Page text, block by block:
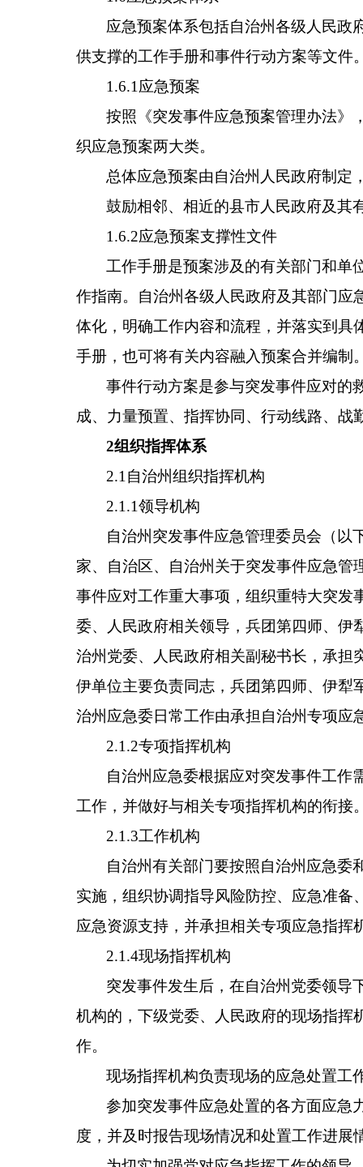
应急预案体系包括自治州各级人民政
供支撑的工作手册和事件行动方案等文件
1.6.1应急预案
按照《突发事件应急预案管理办法》
织应急预案两大类。
总体应急预案由自治州人民政府制定
鼓励相邻、相近的县市人民政府及其
1.6.2应急预案支撑性文件
工作手册是预案涉及的有关部门和单
作指南。自治州各级人民政府及其部门应
体化，明确工作内容和流程，并落实到具
手册，也可将有关内容融入预案合并编制
事件行动方案是参与突发事件应对的
成、力量预置、指挥协同、行动线路、
2组织指挥体系
2.1自治州组织指挥机构
2.1.1领导机构
自治州突发事件应急管理委员会（以
家、自治区、自治州关于突发事件应急
事件应对工作重大事项，组织重特大突发
委、人民政府相关领导，兵团第四师、伊
治州党委、人民政府相关副秘书长，承担
伊单位主要负责同志，兵团第四师、伊犁
治州应急委日常工作由承担自治州专项应
2.1.2专项指挥机构
自治州应急委根据应对突发事件工作
工作，并做好与相关专项指挥机构的衔接
2.1.3工作机构
自治州有关部门要按照自治州应急委
实施，组织协调指导风险防控、应急准
应急资源支持，并承担相关专项应急指挥
2.1.4现场指挥机构
突发事件发生后，在自治州党委领导
机构的，下级党委、人民政府的现场指挥
作。
现场指挥机构负责现场的应急处置工
参加突发事件应急处置的各方面应急
度，并及时报告现场情况和处置工作进展